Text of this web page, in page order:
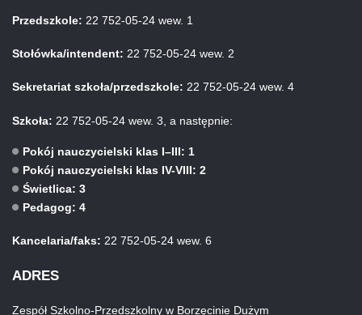
Przedszkole: 22 752-05-24 wew. 1
Stołówka/intendent: 22 752-05-24 wew. 2
Sekretariat szkoła/przedszkole: 22 752-05-24 wew. 4
Szkoła: 22 752-05-24 wew. 3, a następnie:
Pokój nauczycielski klas I–III: 1
Pokój nauczycielski klas IV-VIII: 2
Świetlica: 3
Pedagog: 4
Kancelaria/faks: 22 752-05-24 wew. 6
ADRES
Zespół Szkolno-Przedszkolny w Borzęcinie Dużym